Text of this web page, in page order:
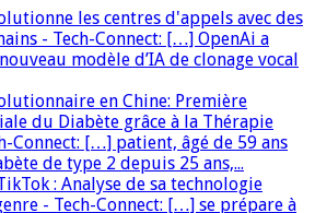
les centres d'appels avec des
- Tech-Connect: […] OpenAi a
modèle d’IA de clonage vocal
en Chine: Première
du Diabète grâce à la Thérapie
Connect: […] patient, âgé de 59 ans
de type 2 depuis 25 ans,...
: Analyse de sa technologie
- Tech-Connect: […] se prépare à